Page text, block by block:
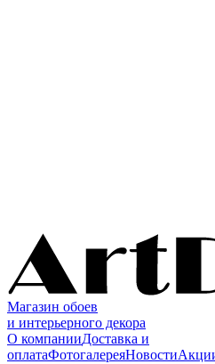
Магазин обоев
и интерьерного декора
О компанииДоставка и
оплатаФотогалереяНовости